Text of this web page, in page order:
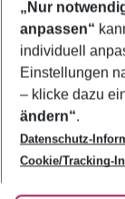
Footer
Footer
Über uns
AGB
Bestpreisgarantie
Cookie-
Cookie-Richtlinie
Barrierefreies
Folge uns
„Nur
anpassen“
individuell
Einstellungen
– klicke dazu
ändern“.
Datenschutz-
Cookie/Tracking-